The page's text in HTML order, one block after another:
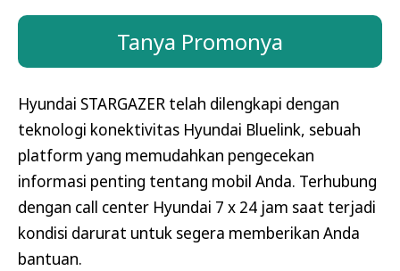
Tanya Promonya
Hyundai STARGAZER telah dilengkapi dengan
teknologi konektivitas Hyundai Bluelink, sebuah
platform yang memudahkan pengecekan
informasi penting tentang mobil Anda. Terhubung
dengan call center Hyundai 7 x 24 jam saat terjadi
kondisi darurat untuk segera memberikan Anda
bantuan.